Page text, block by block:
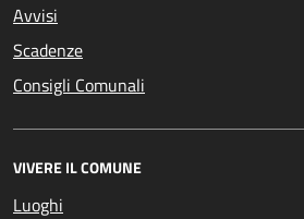
Avvisi
Scadenze
Consigli Comunali
VIVERE IL COMUNE
Luoghi